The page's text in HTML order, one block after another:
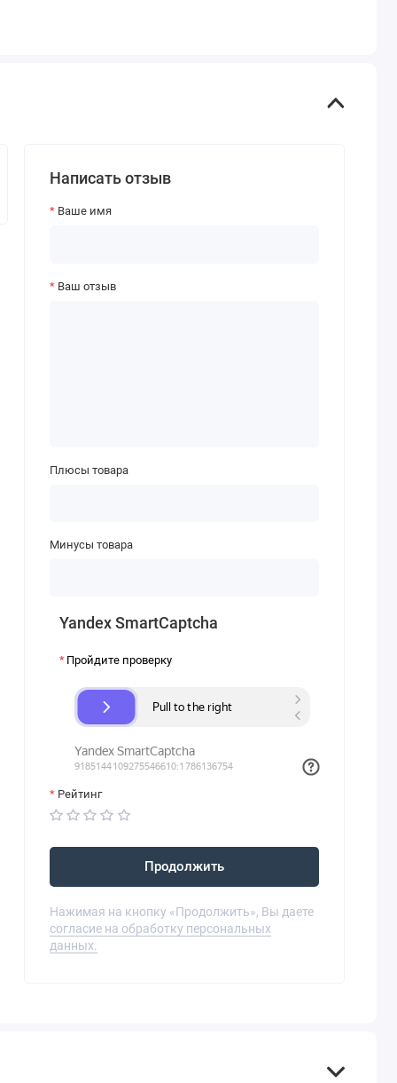
Написать отзыв
Ваше имя
Ваш отзыв
Плюсы товара
Минусы товара
Yandex SmartCaptcha
Пройдите проверку
Рейтинг
Продолжить
Нажимая на кнопку «Продолжить», Вы даете
согласие на обработку персональных
данных.